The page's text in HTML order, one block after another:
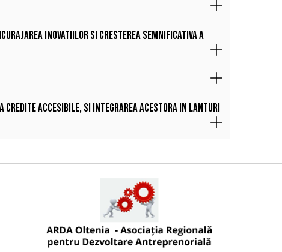
inovatiilor si cresterea semnificativa a
accesibile, si integrarea acestora in lanturi